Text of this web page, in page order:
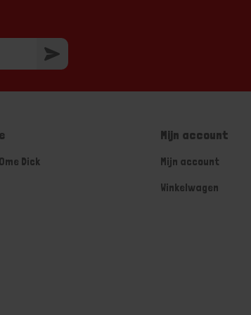
Dick
Mijn account
Mijn account
Winkelwagen